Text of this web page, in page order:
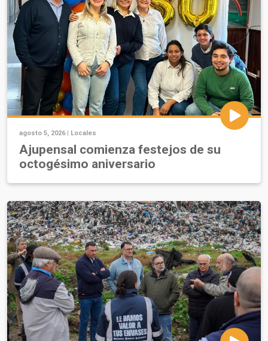
agosto 5, 2026 | Locales
Ajupensal comienza festejos de su
octogésimo aniversario